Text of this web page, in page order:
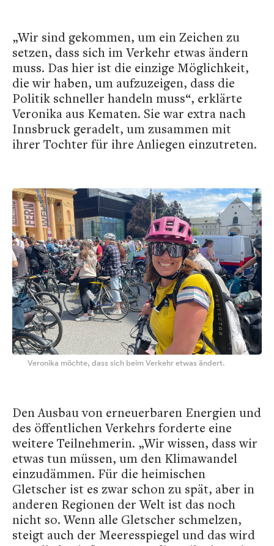
„Wir sind gekommen, um ein Zeichen zu
setzen, dass sich im Verkehr etwas ändern
muss. Das hier ist die einzige Möglichkeit,
die wir haben, um aufzuzeigen, dass die
Politik schneller handeln muss“, erklärte
Veronika aus Kematen. Sie war extra nach
Innsbruck geradelt, um zusammen mit
ihrer Tochter für ihre Anliegen einzutreten.
Veronika möchte, dass sich beim Verkehr etwas ändert.
Den Ausbau von erneuerbaren Energien und
des öffentlichen Verkehrs forderte eine
weitere Teilnehmerin. „Wir wissen, dass wir
etwas tun müssen, um den Klimawandel
einzudämmen. Für die heimischen
Gletscher ist es zwar schon zu spät, aber in
anderen Regionen der Welt ist das noch
nicht so. Wenn alle Gletscher schmelzen,
steigt auch der Meeresspiegel und das wird